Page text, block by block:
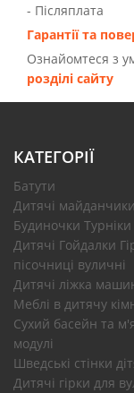
- Післяплата
Гарантії та
Ознайомтеся з
розділі сайту
КАТЕГОРІЇ
Батути
Дитячі майданчики
Будиночки Турніки
Дитячі Гойдалки
пісочниці вуличні
Дитячі ліжка
Меблі в дитячу
Сухий басейн та
модулі
Шведські стінки
Дитячі гірки для